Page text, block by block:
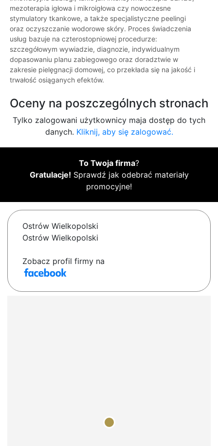
mezoterapia igłowa i mikroigłowa czy nowoczesne
stymulatory tkankowe, a także specjalistyczne peelingi
oraz oczyszczanie wodorowe skóry. Proces świadczenia
usług bazuje na czterostopniowej procedurze:
szczegółowym wywiadzie, diagnozie, indywidualnym
dopasowaniu planu zabiegowego oraz doradztwie w
zakresie pielęgnacji domowej, co przekłada się na jakość i
trwałość osiąganych efektów.
Oceny na poszczególnych stronach
Tylko zalogowani użytkownicy maja dostęp do tych
danych. Kliknij, aby się zalogować.
To Twoja firma?
Gratulacje! Sprawdź jak odebrać materiały
promocyjne!
Ostrów Wielkopolski
Ostrów Wielkopolski
Zobacz profil firmy na